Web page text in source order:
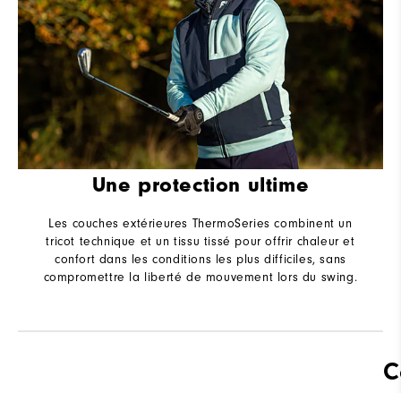
Une protection ultime
Les couches extérieures ThermoSeries combinent un
tricot technique et un tissu tissé pour offrir chaleur et
confort dans les conditions les plus difficiles, sans
compromettre la liberté de mouvement lors du swing.